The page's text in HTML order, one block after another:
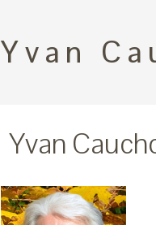
Yvan
Yvan